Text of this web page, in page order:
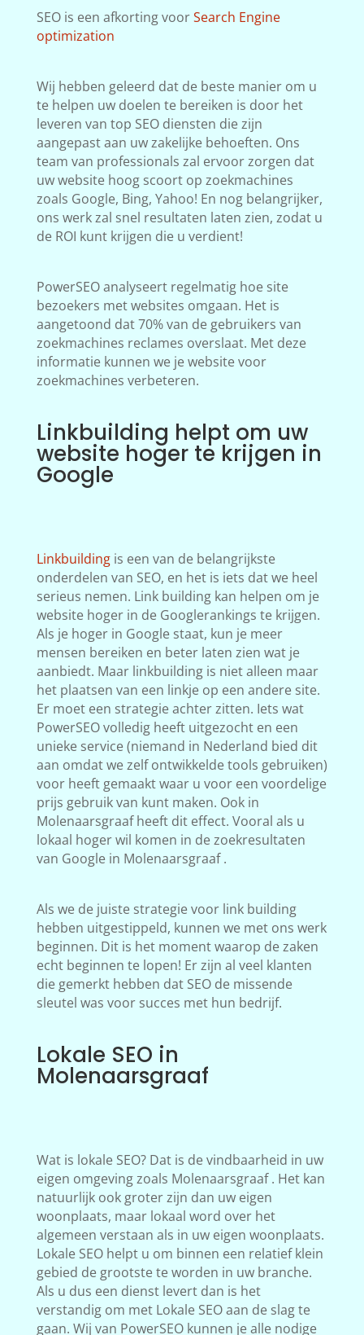
SEO is een afkorting voorSearch Engine
optimization
Wij hebben geleerd dat de beste manier om u
te helpen uw doelen te bereiken is door het
leveren van top SEO diensten die zijn
aangepast aan uw zakelijke behoeften. Ons
team van professionals zal ervoor zorgen dat
uw website hoog scoort op zoekmachines
zoals Google, Bing, Yahoo! En nog belangrijker,
ons werk zal snel resultaten laten zien, zodat u
de ROI kunt krijgen die u verdient!
PowerSEO analyseert regelmatig hoe site
bezoekers met websites omgaan. Het is
aangetoond dat 70% van de gebruikers van
zoekmachines reclames overslaat. Met deze
informatie kunnen we je website voor
zoekmachines verbeteren.
Linkbuilding helpt om uw
website hoger te krijgen in
Google
Linkbuildingis een van de belangrijkste
onderdelen van SEO, en het is iets dat we heel
serieus nemen. Link building kan helpen om je
website hoger in de Googlerankings te krijgen.
Als je hoger in Google staat, kun je meer
mensen bereiken en beter laten zien wat je
aanbiedt. Maar linkbuilding is niet alleen maar
het plaatsen van een linkje op een andere site.
Er moet een strategie achter zitten. Iets wat
PowerSEO volledig heeft uitgezocht en een
unieke service (niemand in Nederland bied dit
aan omdat we zelf ontwikkelde tools gebruiken)
voor heeft gemaakt waar u voor een voordelige
prijs gebruik van kunt maken. Ook in
Molenaarsgraaf heeft dit effect. Vooral als u
lokaal hoger wil komen in de zoekresultaten
van Google in Molenaarsgraaf .
Als we de juiste strategie voor link building
hebben uitgestippeld, kunnen we met ons werk
beginnen. Dit is het moment waarop de zaken
echt beginnen te lopen! Er zijn al veel klanten
die gemerkt hebben dat SEO de missende
sleutel was voor succes met hun bedrijf.
Lokale SEO in
Molenaarsgraaf
Wat is lokale SEO? Dat is de vindbaarheid in uw
eigen omgeving zoals Molenaarsgraaf . Het kan
natuurlijk ook groter zijn dan uw eigen
woonplaats, maar lokaal word over het
algemeen verstaan als in uw eigen woonplaats.
Lokale SEO helpt u om binnen een relatief klein
gebied de grootste te worden in uw branche.
Als u dus een dienst levert dan is het
verstandig om met Lokale SEO aan de slag te
gaan. Wij van PowerSEO kunnen je alle nodige